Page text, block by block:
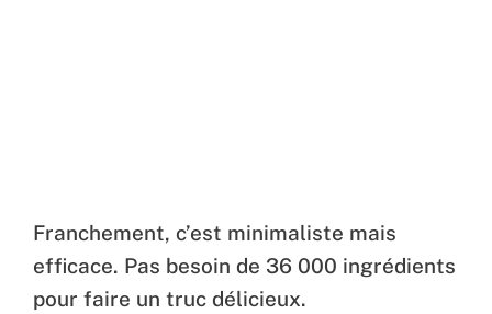
Franchement, c’est minimaliste mais
efficace. Pas besoin de 36 000 ingrédients
pour faire un truc délicieux.